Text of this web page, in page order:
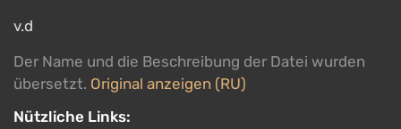
v.d
Der Name und die Beschreibung der Datei wurden
übersetzt. Original anzeigen (RU)
Nützliche Links: